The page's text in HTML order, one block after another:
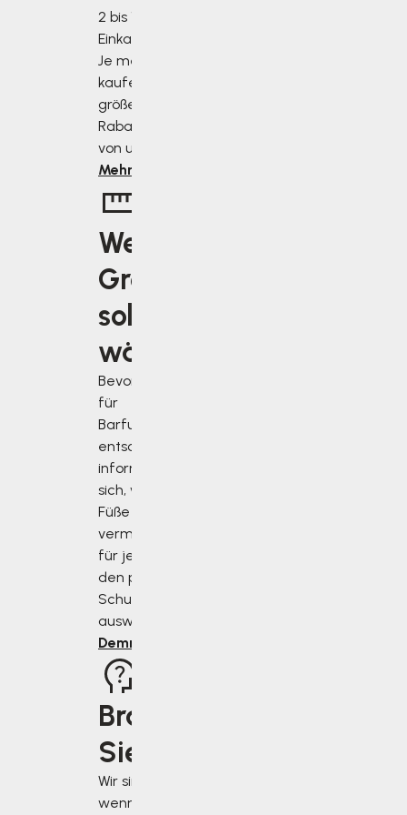
2 bis 10 % des
Einkaufswertes.
Je mehr Sie
kaufen, desto
größer ist der
Rabatt, den Sie
von uns erhalten.
Mehr erfahren
Welche
Größe
soll ich
wählen?
Bevor Sie sich
für
Barfußschuhe
entscheiden,
informieren Sie
sich, wie Sie Ihre
Füße richtig
vermessen und
für jeden Anlass
den perfekten
Schuh
auswählen.
Demnächst
Brauchen
Sie Rat?
Wir sind für Sie da,
wenn Sie uns am